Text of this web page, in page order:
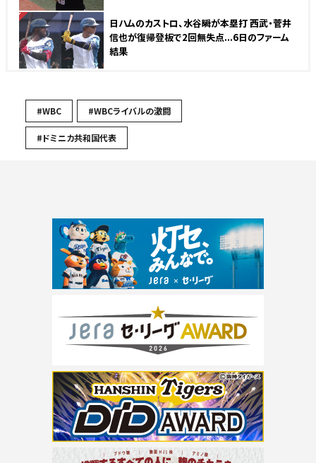
NEW
日ハムのカストロ、水谷瞬が本塁打 西武・菅井
信也が復帰登板で2回無失点...6日のファーム
結果
#WBC #WBCライバルの激闘
#ドミニカ共和国代表